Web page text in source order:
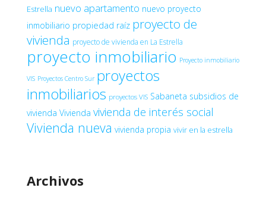
Estrella nuevo apartamento nuevo proyecto
inmobiliario propiedad raíz proyecto de
vivienda proyecto de vivienda en La Estrella
proyecto inmobiliario Proyecto inmobiliario
VIS Proyectos Centro Sur proyectos
inmobiliarios proyectos VIS Sabaneta subsidios de
vivienda Vivienda vivienda de interés social
Vivienda nueva vivienda propia vivir en la estrella
Archivos